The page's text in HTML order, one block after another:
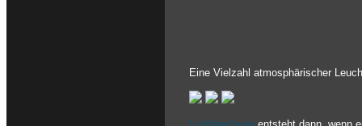
Eine Vielzahl atmosphärischer